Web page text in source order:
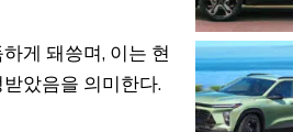
게 돼씅며, 이는 현
았음을 의미한다.